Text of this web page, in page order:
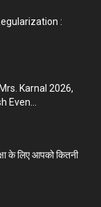
:
Karnal 2026,
Even...
के लिए आपको कितनी